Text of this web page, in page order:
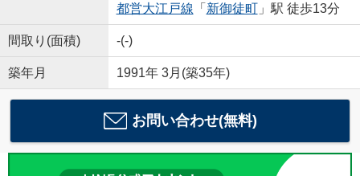
都営大江戸線 「 新御徒町」駅 徒歩13分
間取り(面積) -(-)
築年月 1991年 3月(築35年)
お問い合わせ(無料)